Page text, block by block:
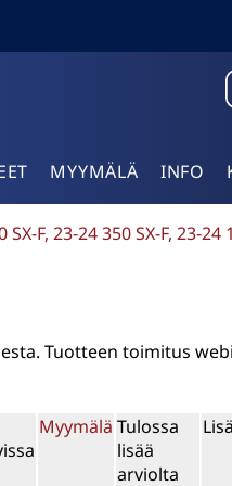
MYYMÄLÄ INFO
F, 23-24 350 SX-F, 23-24
Tuotteen toimitus
Myymälä Tulossa
lisää
arviolta